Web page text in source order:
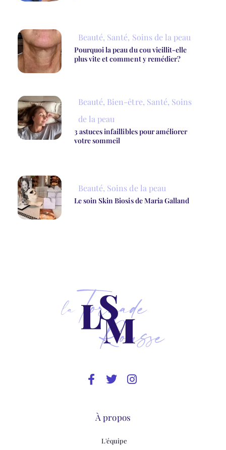
Beauté, Santé, Soins de la peau
Pourquoi la peau du cou vieillit-elle
plus vite et comment y remédier?
Beauté, Bien-être, Santé, Soins
de la peau
3 astuces infaillibles pour améliorer
votre sommeil
Beauté, Soins de la peau
Le soin Skin Biosis de Maria Galland
À propos
L'équipe